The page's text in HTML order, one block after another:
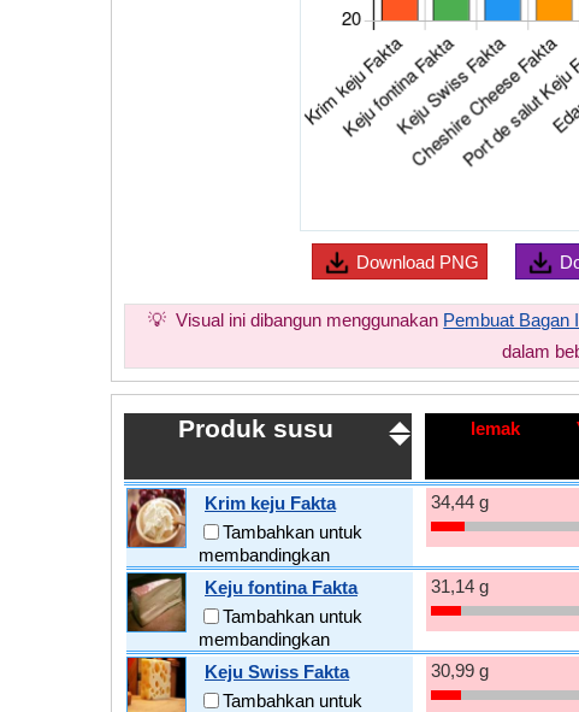
Download PNG
💡 Visual ini dibangun menggunakan Pembuat Bagan
dalam
Produk susu lemak
Krim keju Fakta
Tambahkan untuk
membandingkan
34,44 g
Keju fontina Fakta
Tambahkan untuk
membandingkan
31,14 g
Keju Swiss Fakta
Tambahkan untuk
30,99 g